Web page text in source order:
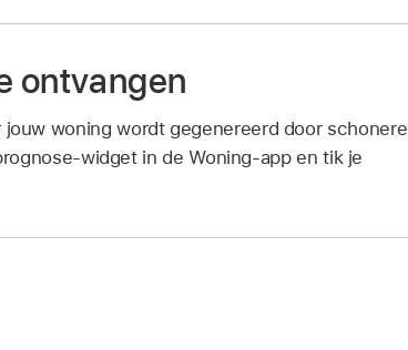
ontvangen
woning wordt gegenereerd door schonere
widget in de Woning-app en tik je